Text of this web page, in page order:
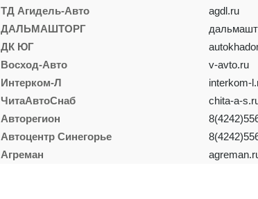
ТД Агидель-Авто
agdl.ru
ДАЛЬМАШТОРГ
ДК ЮГ
Восход-Авто
v-avto.ru
Интерком-Л
interkom-
ЧитаАвтоСнаб
chita-a-
Авторегион
Автоцентр Синегорье
Агреман